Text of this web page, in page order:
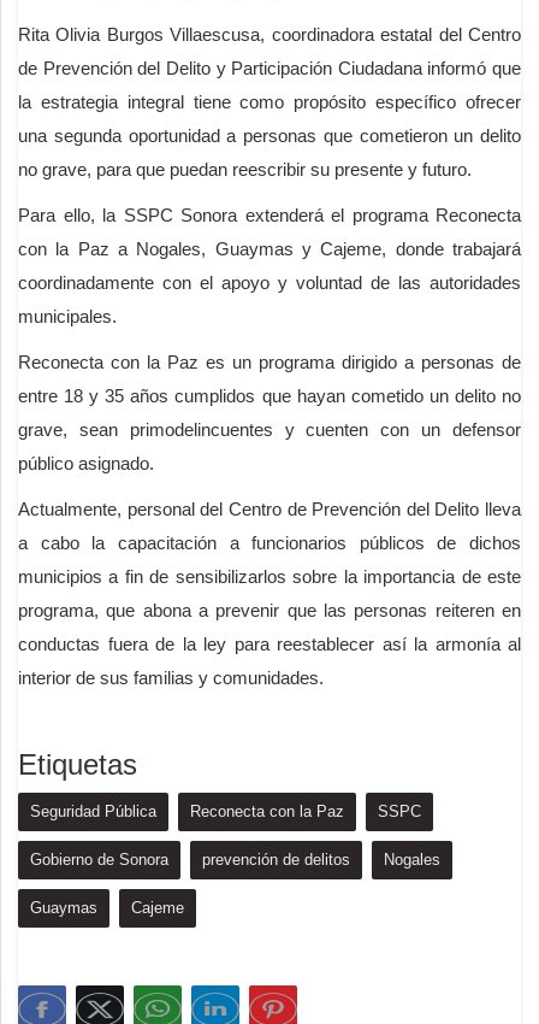
Rita Olivia Burgos Villaescusa, coordinadora estatal del Centro
de Prevención del Delito y Participación Ciudadana informó que
la estrategia integral tiene como propósito específico ofrecer
una segunda oportunidad a personas que cometieron un delito
no grave, para que puedan reescribir su presente y futuro.
Para ello, la SSPC Sonora extenderá el programa Reconecta
con la Paz a Nogales, Guaymas y Cajeme, donde trabajará
coordinadamente con el apoyo y voluntad de las autoridades
municipales.
Reconecta con la Paz es un programa dirigido a personas de
entre 18 y 35 años cumplidos que hayan cometido un delito no
grave, sean primodelincuentes y cuenten con un defensor
público asignado.
Actualmente, personal del Centro de Prevención del Delito lleva
a cabo la capacitación a funcionarios públicos de dichos
municipios a fin de sensibilizarlos sobre la importancia de este
programa, que abona a prevenir que las personas reiteren en
conductas fuera de la ley para reestablecer así la armonía al
interior de sus familias y comunidades.
Etiquetas
Seguridad Pública Reconecta con la Paz SSPC
Gobierno de Sonora prevención de delitos Nogales
Guaymas Cajeme